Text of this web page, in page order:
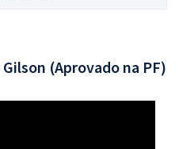
(Aprovado na PF)